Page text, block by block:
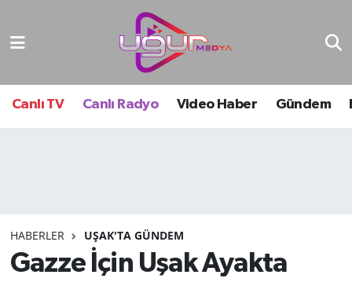
Canlı TV Canlı Radyo Video Haber Gündem
HABERLER UŞAK'TA GÜNDEM
Gazze İçin Uşak Ayakta
Nöbetçi Eczaneler
Hava Durumu
Tüm Manşetler